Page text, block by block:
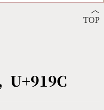
Unicode查詢
轉碼Web Service
︿
TOP
U+919C